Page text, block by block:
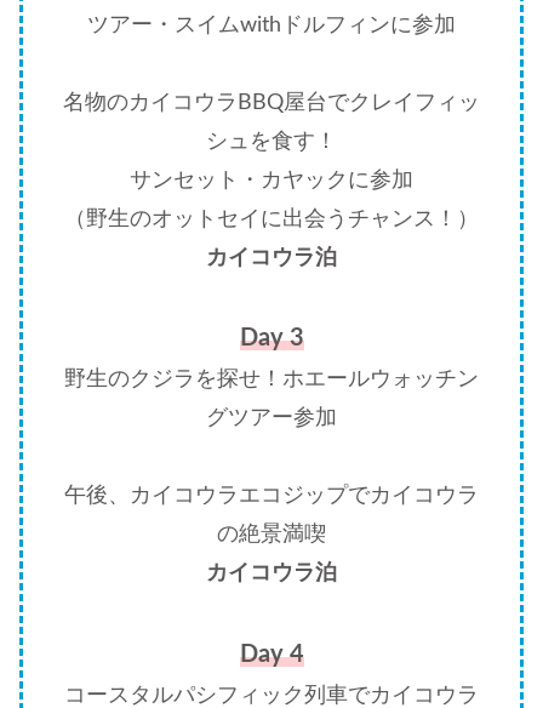
ツアー・スイムwithドルフィンに参加
名物のカイコウラBBQ屋台でクレイフィッ
シュを食す！
サンセット・カヤックに参加
（野生のオットセイに出会うチャンス！）
カイコウラ泊
Day 3
野生のクジラを探せ！ホエールウォッチン
グツアー参加
午後、カイコウラエコジップでカイコウラ
の絶景満喫
カイコウラ泊
Day 4
コースタルパシフィック列車でカイコウラ